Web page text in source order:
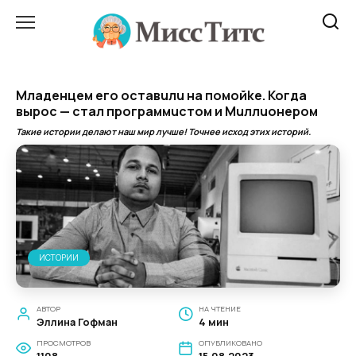
Mладeнцем eго ocтавuлu на помойke. Когда
вырос — стал пpoграммucтом и Muллuонepoм
Такие истории делают наш мир лучше! Точнее исход этих историй.
ИСТОРИИ
АВТОР
Эллина Гофман
НА ЧТЕНИЕ
4 мин
ПРОСМОТРОВ ОПУБЛИКОВАНО